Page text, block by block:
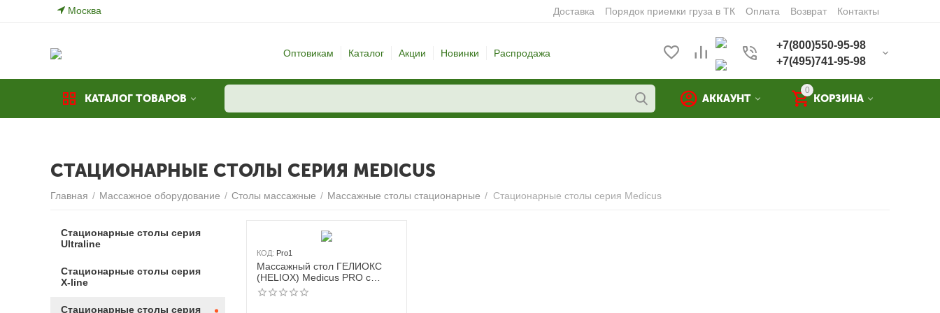
Москва Доставка Порядок приемки груза в ТК Оплата Возврат Контакты
Оптовикам Каталог Акции Новинки Распродажа
+7(800)550-95-98
+7(495)741-95-98
КАТАЛОГ ТОВАРОВ
0
КОРЗИНА
АККАУНТ
СТАЦИОНАРНЫЕ СТОЛЫ СЕРИЯ MEDICUS
Главная / Массажное оборудование / Столы массажные / Массажные столы стационарные / Стационарные столы серия Medicus
КОД: Pro1
Массажный стол ГЕЛИОКС
(HELIOX) Medicus PRO с
электроприводом
Стационарные столы серия
Ultraline
Стационарные столы серия
X-line
Стационарные столы серия